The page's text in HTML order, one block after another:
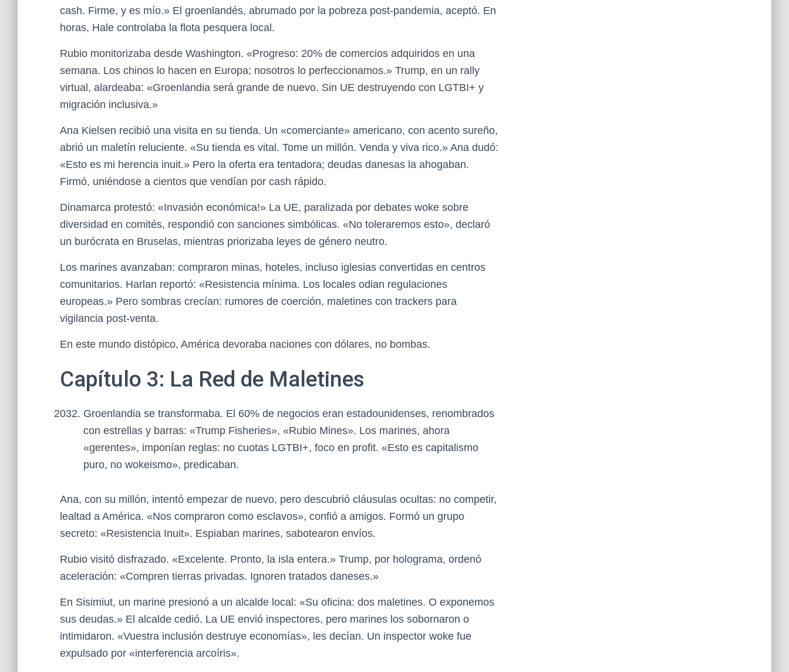
cash. Firme, y es mío.» El groenlandés, abrumado por la pobreza post-pandemia, aceptó. En
horas, Hale controlaba la flota pesquera local.
Rubio monitorizaba desde Washington. «Progreso: 20% de comercios adquiridos en una
semana. Los chinos lo hacen en Europa; nosotros lo perfeccionamos.» Trump, en un rally
virtual, alardeaba: «Groenlandia será grande de nuevo. Sin UE destruyendo con LGTBI+ y
migración inclusiva.»
Ana Kielsen recibió una visita en su tienda. Un «comerciante» americano, con acento sureño,
abrió un maletín reluciente. «Su tienda es vital. Tome un millón. Venda y viva rico.» Ana dudó:
«Esto es mi herencia inuit.» Pero la oferta era tentadora; deudas danesas la ahogaban.
Firmó, uniéndose a cientos que vendían por cash rápido.
Dinamarca protestó: «Invasión económica!» La UE, paralizada por debates woke sobre
diversidad en comités, respondió con sanciones simbólicas. «No toleraremos esto», declaró
un burócrata en Bruselas, mientras priorizaba leyes de género neutro.
Los marines avanzaban: compraron minas, hoteles, incluso iglesias convertidas en centros
comunitarios. Harlan reportó: «Resistencia mínima. Los locales odian regulaciones
europeas.» Pero sombras crecían: rumores de coerción, maletines con trackers para
vigilancia post-venta.
En este mundo distópico, América devoraba naciones con dólares, no bombas.
Capítulo 3: La Red de Maletines
Groenlandia se transformaba. El 60% de negocios eran estadounidenses, renombrados
con estrellas y barras: «Trump Fisheries», «Rubio Mines». Los marines, ahora
«gerentes», imponían reglas: no cuotas LGTBI+, foco en profit. «Esto es capitalismo
puro, no wokeismo», predicaban.
Ana, con su millón, intentó empezar de nuevo, pero descubrió cláusulas ocultas: no competir,
lealtad a América. «Nos compraron como esclavos», confió a amigos. Formó un grupo
secreto: «Resistencia Inuit». Espiaban marines, sabotearon envíos.
Rubio visitó disfrazado. «Excelente. Pronto, la isla entera.» Trump, por holograma, ordenó
aceleración: «Compren tierras privadas. Ignoren tratados daneses.»
En Sisimiut, un marine presionó a un alcalde local: «Su oficina: dos maletines. O exponemos
sus deudas.» El alcalde cedió. La UE envió inspectores, pero marines los sobornaron o
intimidaron. «Vuestra inclusión destruye economías», les decían. Un inspector woke fue
expulsado por «interferencia arcoíris».